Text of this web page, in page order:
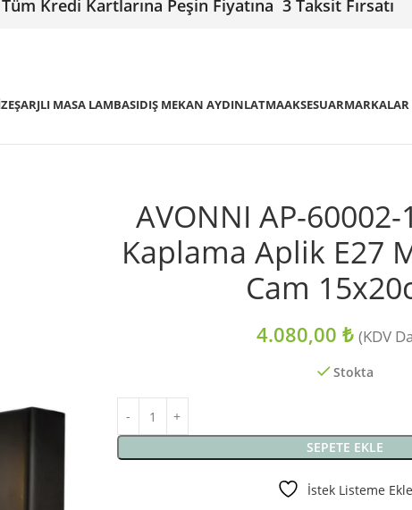
Tüm Kredi Kartlarına Peşin Fiyatına 3 Taksit Fırsatı
ŞARJLI MASA LAMBASIDIŞ MEKAN AYDINLATMAAKSESUARMARKALAR
AVONNI AP-
Kaplama Aplik E27
Cam
4.080,00 ₺ (KDV
Stokta
SEPETE EKLE
İstek Listeme Ekle